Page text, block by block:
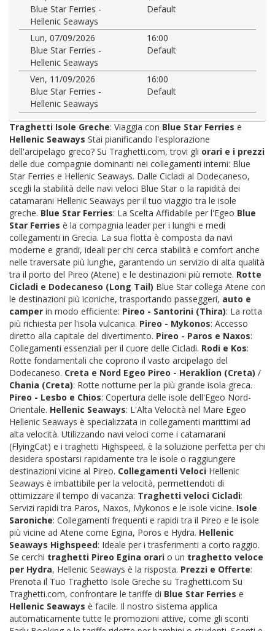
Blue Star Ferries -
Hellenic Seaways
Default
Lun, 07/09/2026
16:00
Blue Star Ferries -
Hellenic Seaways
Default
Ven, 11/09/2026
16:00
Blue Star Ferries -
Hellenic Seaways
Default
Traghetti Isole Greche: Viaggia con Blue Star Ferries e
Hellenic Seaways Stai pianificando l'esplorazione
dell'arcipelago greco? Su Traghetti.com, trovi gli orari e i prezzi
delle due compagnie dominanti nei collegamenti interni: Blue
Star Ferries e Hellenic Seaways. Dalle Cicladi al Dodecaneso,
scegli la stabilità delle navi veloci Blue Star o la rapidità dei
catamarani Hellenic Seaways per il tuo viaggio tra le isole
greche. Blue Star Ferries: La Scelta Affidabile per l'Egeo Blue
Star Ferries è la compagnia leader per i lunghi e medi
collegamenti in Grecia. La sua flotta è composta da navi
moderne e grandi, ideali per chi cerca stabilità e comfort anche
nelle traversate più lunghe, garantendo un servizio di alta qualità
tra il porto del Pireo (Atene) e le destinazioni più remote. Rotte
Cicladi e Dodecaneso (Long Tail) Blue Star collega Atene con
le destinazioni più iconiche, trasportando passeggeri, auto e
camper in modo efficiente: Pireo - Santorini (Thira): La rotta
più richiesta per l'isola vulcanica. Pireo - Mykonos: Accesso
diretto alla capitale del divertimento. Pireo - Paros e Naxos:
Collegamenti essenziali per il cuore delle Cicladi. Rodi e Kos:
Rotte fondamentali che coprono il vasto arcipelago del
Dodecaneso. Creta e Nord Egeo Pireo - Heraklion (Creta) /
Chania (Creta): Rotte notturne per la più grande isola greca.
Pireo - Lesbo e Chios: Copertura delle isole dell'Egeo Nord-
Orientale. Hellenic Seaways: L'Alta Velocità nel Mare Egeo
Hellenic Seaways è specializzata in collegamenti marittimi ad
alta velocità. Utilizzando navi veloci come i catamarani
(FlyingCat) e i traghetti Highspeed, è la soluzione perfetta per chi
desidera spostarsi rapidamente tra le isole o raggiungere
destinazioni vicine al Pireo. Collegamenti Veloci Hellenic
Seaways è imbattibile per la velocità, permettendoti di
ottimizzare il tempo di vacanza: Traghetti veloci Cicladi:
Servizi rapidi tra Paros, Naxos, Mykonos e le isole vicine. Isole
Saroniche: Collegamenti frequenti e rapidi tra il Pireo e le isole
più vicine ad Atene come Egina, Poros e Hydra. Hellenic
Seaways Highspeed: Ideale per i trasferimenti a corto raggio.
Se cerchi traghetti Pireo Egina orari o un traghetto veloce
per Hydra, Hellenic Seaways è la risposta. Prezzi e Offerte:
Prenota il Tuo Traghetto Isole Greche su Traghetti.com Su
Traghetti.com, confrontare le tariffe di Blue Star Ferries e
Hellenic Seaways è facile. Il nostro sistema applica
automaticamente tutte le promozioni attive, come gli sconti